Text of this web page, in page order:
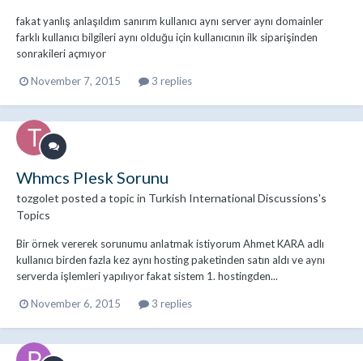
fakat yanlış anlaşıldım sanırım kullanıcı aynı server aynı domainler
farklı kullanıcı bilgileri aynı olduğu için kullanıcının ilk siparişinden
sonrakileri açmıyor
November 7, 2015 3 replies
Whmcs Plesk Sorunu
tozgolet posted a topic in Turkish International Discussions's
Topics
Bir örnek vererek sorunumu anlatmak istiyorum Ahmet KARA adlı
kullanıcı birden fazla kez aynı hosting paketinden satın aldı ve aynı
serverda işlemleri yapılıyor fakat sistem 1. hostingden...
November 6, 2015 3 replies